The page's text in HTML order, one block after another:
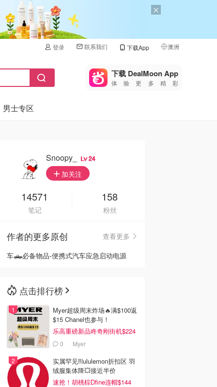
登录 联系我们 下载App 澳洲
🇺🇸
🇨🇳 中国
🇮🇹
🇦🇺
🇳🇿新西兰
下载 DealMoon App
体验更多精彩
男士专区
Snoopy_ 24
加关注
14571
笔记
158
粉丝
作者的更多原创
查看更多
车🛻必备物品-便携式汽车应急启动电源
点击排行榜
Myer超级周末炸场🔥满$100返
$15 Chanel也参与！
乐高重磅新品咚奇刚街机$224
0 Myer
实属罕见‼️lululemon折扣区 羽
绒服集体降💥接近半价
速抢！胡桃棕Dfine连帽$144